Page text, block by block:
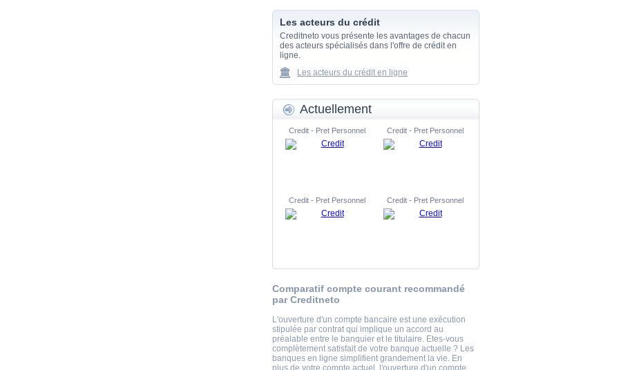
Les acteurs du crédit
Creditneto vous présente les avantages de chacun
des acteurs spécialisés dans l'offre de crédit en
ligne.
Les acteurs du crédit en ligne
Actuellement
Credit - Pret Personnel Credit - Pret Personnel
Credit - Pret Personnel Credit - Pret Personnel
Comparatif compte courant recommandé
par Creditneto
L'ouverture d'un compte bancaire est une exécution
stipulée par contrat qui implique un accord au
préalable entre le banquier et le titulaire. Etes-vous
complètement satisfait de votre banque actuelle ? Les
banques en ligne simplifient grandement la vie. En
plus de votre compte actuel, l'ouverture d'un compte